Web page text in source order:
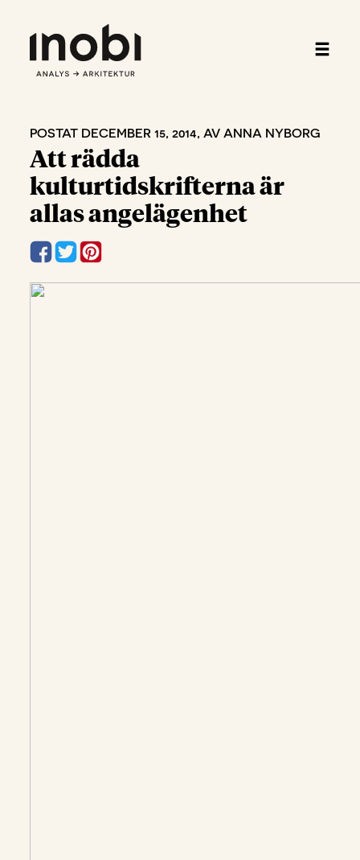
POSTAT DECEMBER 15, 2014, AV ANNA NYBORG
Att rädda
kulturtidskrifterna är
allas angelägenhet